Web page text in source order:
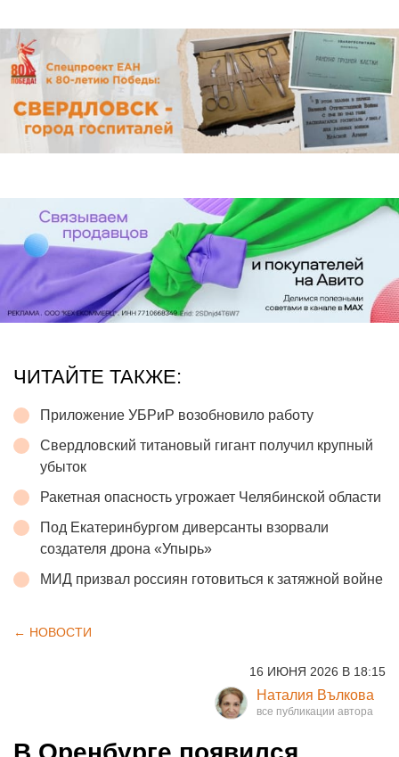
ЧИТАЙТЕ ТАКЖЕ:
Приложение УБРиР возобновило работу
Свердловский титановый гигант получил крупный
убыток
Ракетная опасность угрожает Челябинской области
Под Екатеринбургом диверсанты взорвали
создателя дрона «Упырь»
МИД призвал россиян готовиться к затяжной войне
← НОВОСТИ
16 ИЮНЯ 2026 В 18:15
Наталия Вълкова